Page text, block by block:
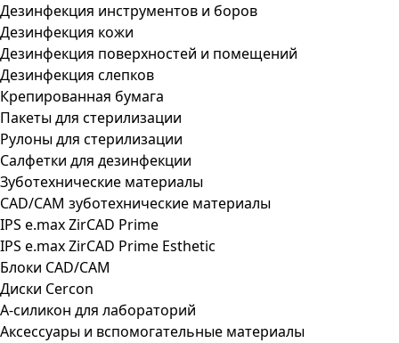
Дезинфекция инструментов и боров
Дезинфекция кожи
Дезинфекция поверхностей и помещений
Дезинфекция слепков
Крепированная бумага
Пакеты для стерилизации
Рулоны для стерилизации
Салфетки для дезинфекции
Зуботехнические материалы
CAD/CAM зуботехнические материалы
IPS e.max ZirCAD Prime
IPS e.max ZirCAD Prime Esthetic
Блоки CAD/CAM
Диски Cercon
А-силикон для лабораторий
Аксессуары и вспомогательные материалы